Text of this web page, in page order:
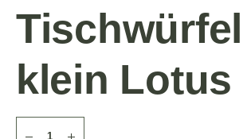
Tischwürfel
klein Lotus